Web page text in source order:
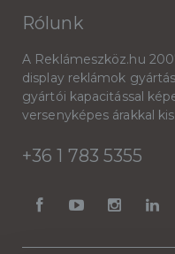
Rólunk
A Reklámeszköz.hu
display reklámok
gyártói kapacitással
versenyképes árakkal
+36 1 783 5355